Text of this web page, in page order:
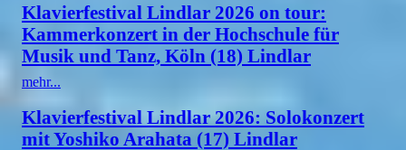
Klavierfestival Lindlar 2026 on tour:
Kammerkonzert in der Hochschule für
Musik und Tanz, Köln (18) Lindlar
mehr...
Klavierfestival Lindlar 2026: Solokonzert
mit Yoshiko Arahata (17) Lindlar